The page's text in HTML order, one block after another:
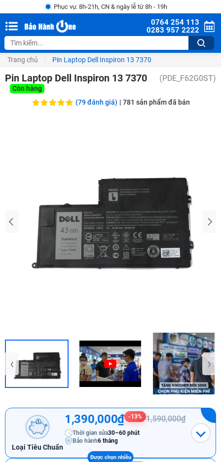
Phục vụ: 8h-21h, CN & ngày lễ từ 8h - 19h
0764 254 113
0283 957 2222
Trang chủ Pin Laptop Dell Inspiron 13 7370
Pin Laptop Dell Inspiron 13 7370 (PDE_F62G0ST)
Còn hàng
(79 đánh giá) | 781 sản phẩm đã bán
‹ ›
Loại Tiêu Chuẩn
1,390,000₫ -13% 1,590,000₫
Thời gian sửa30–60 phút
Bảo hành6 tháng